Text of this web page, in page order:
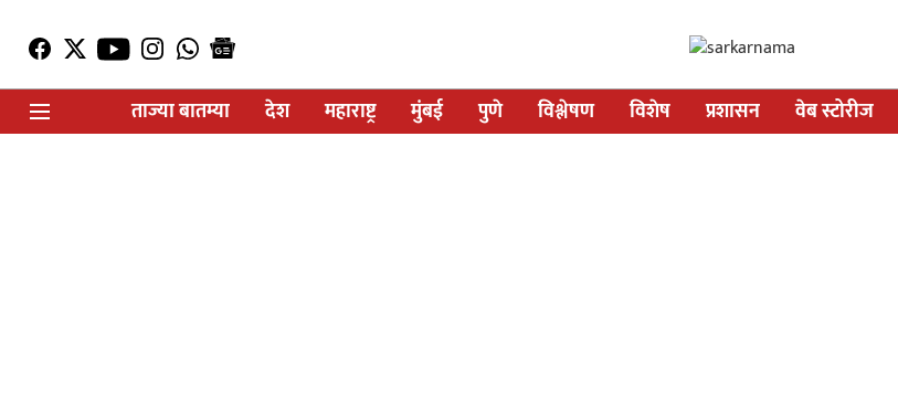
ताज्या बातम्या
देश महाराष्ट्र मुंबई पुणे विश्लेषण विशेष प्रशासन वेब स्टोरीज